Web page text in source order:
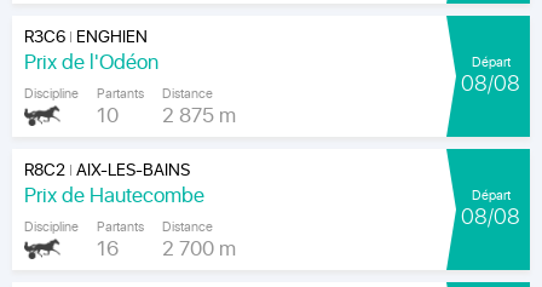
R3C6| ENGHIEN
Prix de l'Odéon
Discipline Partants
10
Distance
2 875 m
Départ
08/08
R8C2|AIX-LES-BAINS
Prix de Hautecombe
Discipline Partants
16
Distance
2 700 m
Départ
08/08